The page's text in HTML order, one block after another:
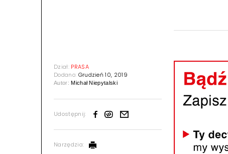
Dział: PRASA
Dodano: Grudzień 10, 2019
Autor:Michał Niepytalski
Udostępnij:
Narzędzia: